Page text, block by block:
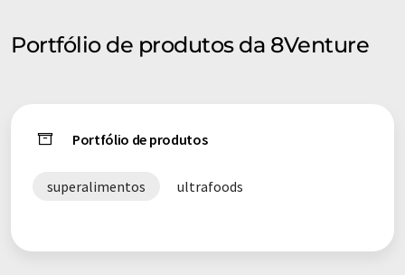
Portfólio de produtos da 8Venture
Portfólio de produtos
superalimentos ultrafoods